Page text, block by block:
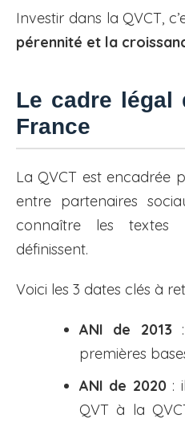
Investir dans la QVCT,
pérennité et la
Le cadre légal
France
La QVCT est encadrée
entre partenaires
connaître les
définissent.
Voici les 3 dates clés à
ANI de 2013:
premières
ANI de 2020:
QVT à la